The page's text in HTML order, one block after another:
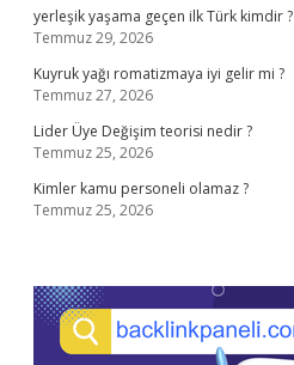
yerleşik yaşama geçen ilk Türk kimdir ?
Temmuz 29, 2026
Kuyruk yağı romatizmaya iyi gelir mi ?
Temmuz 27, 2026
Lider Üye Değişim teorisi nedir ?
Temmuz 25, 2026
Kimler kamu personeli olamaz ?
Temmuz 25, 2026